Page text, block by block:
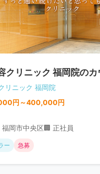
クリニック 福岡院の
リニック 福岡院
円～400,000円
福岡市中央区🏢 正社員
ー 急募